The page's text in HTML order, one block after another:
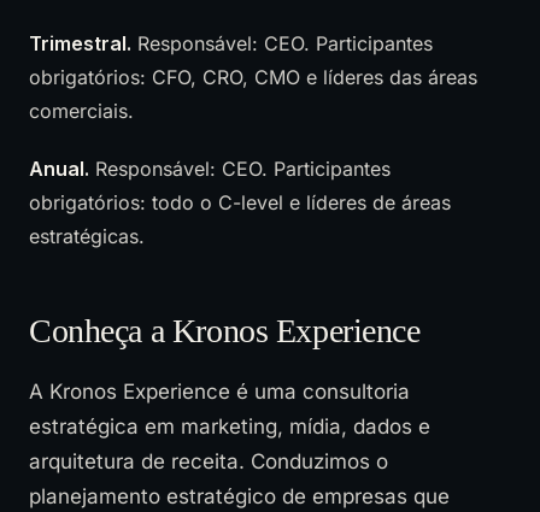
Trimestral. Responsável: CEO. Participantes
obrigatórios: CFO, CRO, CMO e líderes das áreas
comerciais.
Anual. Responsável: CEO. Participantes
obrigatórios: todo o C-level e líderes de áreas
estratégicas.
Conheça a Kronos Experience
A Kronos Experience é uma consultoria
estratégica em marketing, mídia, dados e
arquitetura de receita. Conduzimos o
planejamento estratégico de empresas que